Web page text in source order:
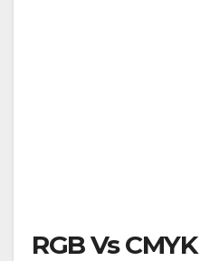
RGB Vs CMYK